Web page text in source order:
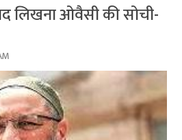
लिखना ओवैसी की सोची-